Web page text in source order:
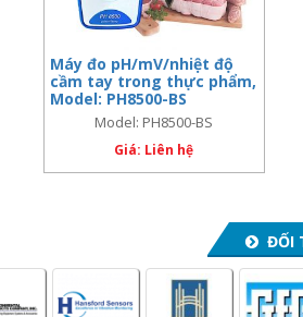
Máy đo pH/mV/nhiệt độ
cầm tay trong thực phẩm,
Model: PH8500-BS
Model: PH8500-BS
Giá: Liên hệ
ĐỐI